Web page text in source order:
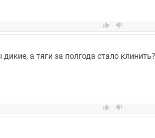
 
а тяги за полгода стало клинить?
 